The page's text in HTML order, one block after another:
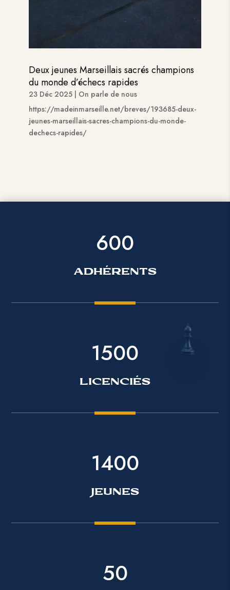
Deux jeunes Marseillais sacrés champions
du monde d’échecs rapides
23 Déc 2025
On parle de nous
https://madeinmarseille.net/breves/193685-deux-
jeunes-marseillais-sacres-champions-du-monde-
dechecs-rapides/
600
ADHÉRENTS
1500
LICENCIÉS
1400
JEUNES
50